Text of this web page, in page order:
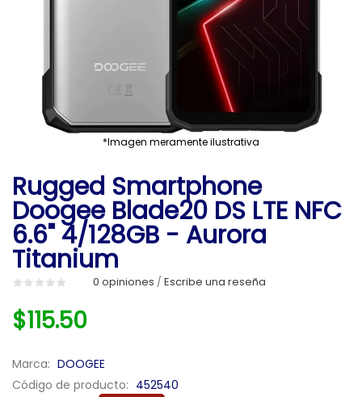
*Imagen meramente ilustrativa
Rugged Smartphone
Doogee Blade20 DS LTE NFC
6.6" 4/128GB - Aurora
Titanium
0 opiniones / Escribe una reseña
$115.50
Marca: DOOGEE
Código de producto: 452540